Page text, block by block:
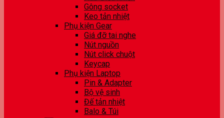
Gông socket
Keo tản nhiệt
Phụ kiện Gear
Giá đỡ tai nghe
Nút nguồn
Nút click chuột
Keycap
Phụ kiện Laptop
Pin & Adapter
Bộ vệ sinh
Đế tản nhiệt
Balo & Túi